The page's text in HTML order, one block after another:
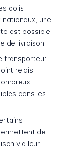
colis
une
est possible
de livraison.
transporteur
relais
dans les
de
via leur